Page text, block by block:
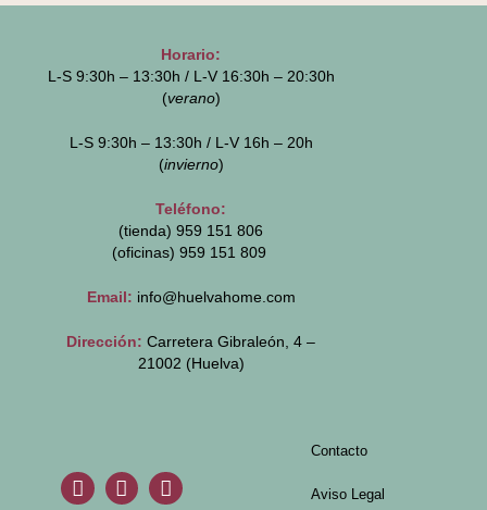
Horario:
L-S 9:30h – 13:30h / L-V 16:30h – 20:30h
(verano)
L-S 9:30h – 13:30h / L-V 16h – 20h
(invierno)
Teléfono:
(tienda) 959 151 806
(oficinas) 959 151 809
Email: info@huelvahome.com
Dirección: Carretera Gibraleón, 4 –
21002 (Huelva)
Contacto
Aviso Legal